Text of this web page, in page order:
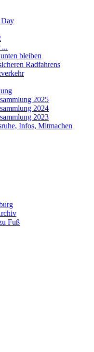
bleiben
Radfahrens
2025
2024
2023
Infos, Mitmachen
Fuß